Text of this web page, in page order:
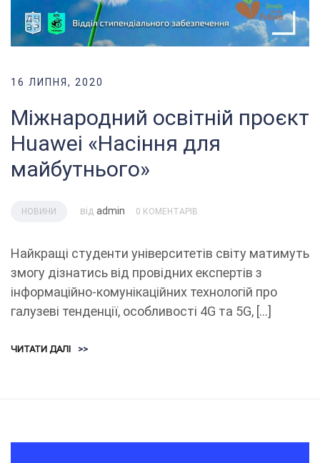
16 ЛИПНЯ, 2020
Міжнародний освітній проєкт
Huawei «Насіння для
майбутнього»
НОВИНИ від admin 0 КОМЕНТАРІВ
Найкращі студенти університетів світу матимуть
змогу дізнатись від провідних експертів з
інформаційно-комунікаційних технологій про
галузеві тенденції, особливості 4G та 5G, […]
ЧИТАТИ ДАЛІ >>